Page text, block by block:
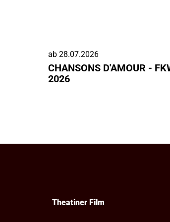
ab 28.07.2026
CHANSONS D'AMOUR -
2026
Theatiner Film